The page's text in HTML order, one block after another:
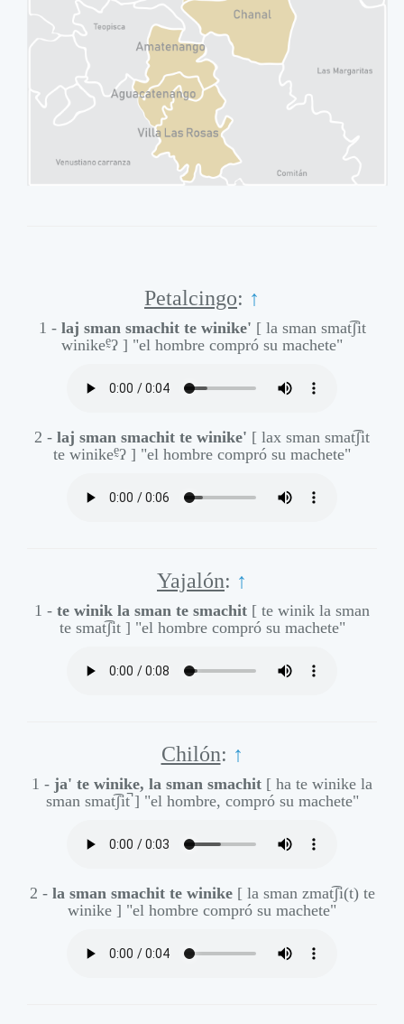
Petalcingo: ↑
1 - laj sman smachit te winike' [ la sman smat͡ʃit
winikeḛʔ ] "el hombre compró su machete"
2 - laj sman smachit te winike' [ lax sman smat͡ʃit
te winikeḛʔ ] "el hombre compró su machete"
Yajalón: ↑
1 - te winik la sman te smachit [ te winik la sman
te smat͡ʃit ] "el hombre compró su machete"
Chilón: ↑
1 - ja' te winike, la sman smachit [ ha te winike la
sman smat͡ʃit̚ ] "el hombre, compró su machete"
2 - la sman smachit te winike [ la sman zmat͡ʃi(t) te
winike ] "el hombre compró su machete"